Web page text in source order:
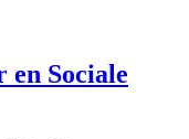
en Sociale